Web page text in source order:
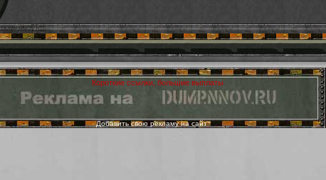
Добавить свою рекламу на сайт